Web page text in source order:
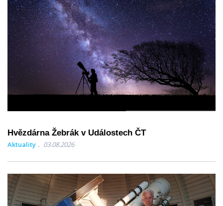
Hvězdárna Žebrák v Událostech ČT
Aktuality 03.08.2026